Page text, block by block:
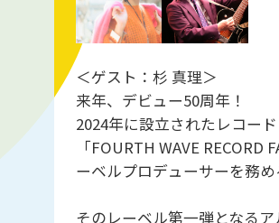
＜ゲスト：杉 真理＞
来年、デビュー50周年！
2024年に設立されたレコー
「FOURTH WAVE RECORD
ーベルプロデューサーを務め
そのレーベル第一弾となるア